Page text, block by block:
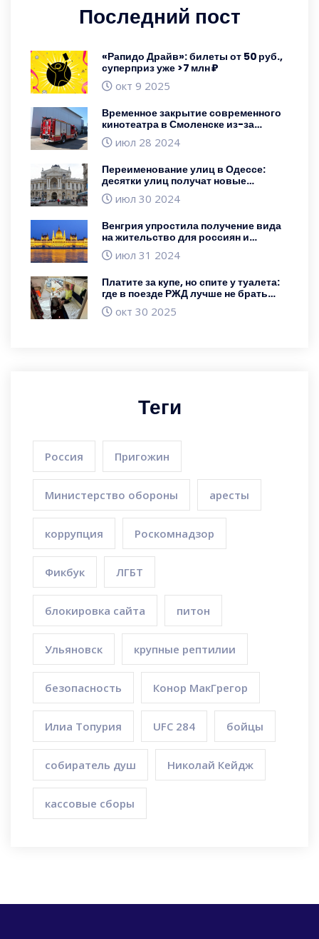
Последний пост
«Рапидо Драйв»: билеты от 50 руб.,
суперприз уже >7 млн ₽
окт 9 2025
Временное закрытие современного
кинотеатра в Смоленске из-за
технического сбоя
июл 28 2024
Переименование улиц в Одессе:
десятки улиц получат новые
названия
июл 30 2024
Венгрия упростила получение вида
на жительство для россиян и
белорусов с перспективой
постоянного проживания
июл 31 2024
Платите за купе, но спите у туалета:
где в поезде РЖД лучше не брать
местоокт 30 2025
Теги
Россия Пригожин
Министерство обороны аресты
коррупция Роскомнадзор
Фикбук ЛГБТ
блокировка сайта питон
Ульяновск крупные рептилии
безопасность Конор МакГрегор
Илиа Топурия UFC 284 бойцы
собиратель душ Николай Кейдж
кассовые сборы